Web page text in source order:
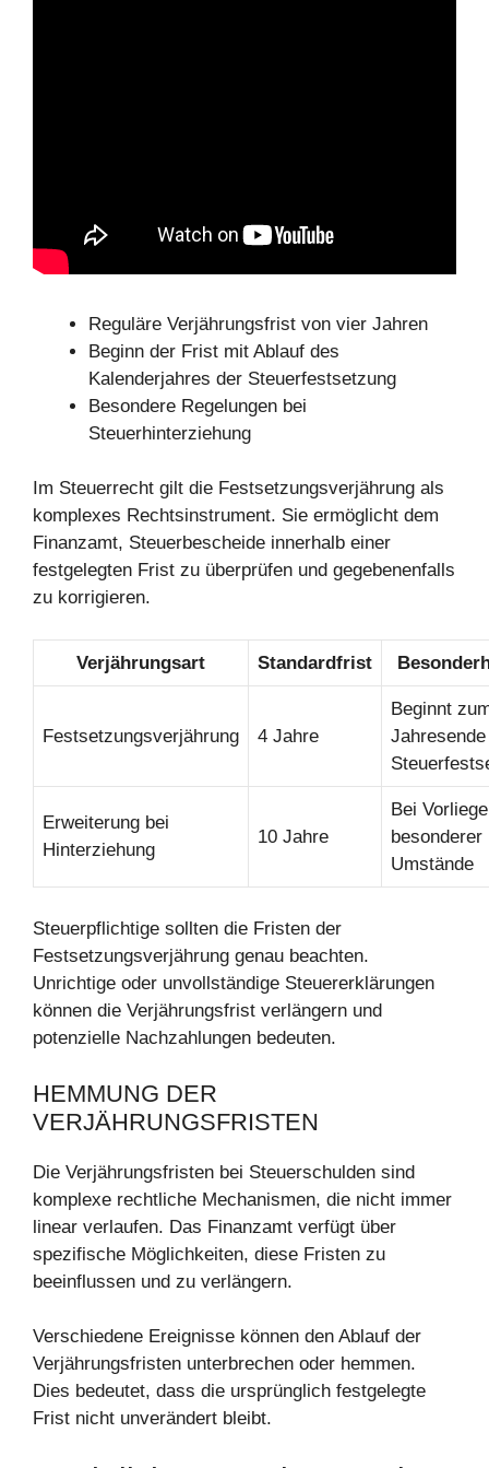
Reguläre Verjährungsfrist von vier Jahren
Beginn der Frist mit Ablauf des
Kalenderjahres der Steuerfestsetzung
Besondere Regelungen bei
Steuerhinterziehung
Im Steuerrecht gilt die Festsetzungsverjährung als
komplexes Rechtsinstrument. Sie ermöglicht dem
Finanzamt, Steuerbescheide innerhalb einer
festgelegten Frist zu überprüfen und gegebenenfalls
zu korrigieren.
Verjährungsart Standardfrist
Festsetzungsverjährung 4 Jahre
Beginnt
Erweiterung bei
Hinterziehung
10 Jahre
Bei
besonderer
Umstände
Steuerpflichtige sollten die Fristen der
Festsetzungsverjährung genau beachten.
Unrichtige oder unvollständige Steuererklärungen
können die Verjährungsfrist verlängern und
potenzielle Nachzahlungen bedeuten.
HEMMUNG DER
VERJÄHRUNGSFRISTEN
Die Verjährungsfristen bei Steuerschulden sind
komplexe rechtliche Mechanismen, die nicht immer
linear verlaufen. Das Finanzamt verfügt über
spezifische Möglichkeiten, diese Fristen zu
beeinflussen und zu verlängern.
Verschiedene Ereignisse können den Ablauf der
Verjährungsfristen unterbrechen oder hemmen.
Dies bedeutet, dass die ursprünglich festgelegte
Frist nicht unverändert bleibt.